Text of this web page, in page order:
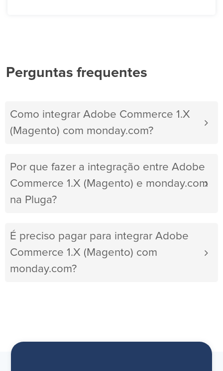
Perguntas frequentes
Como integrar Adobe Commerce 1.X
(Magento) com monday.com?
Por que fazer a integração entre Adobe
Commerce 1.X (Magento) e monday.com
na Pluga?
É preciso pagar para integrar Adobe
Commerce 1.X (Magento) com
monday.com?